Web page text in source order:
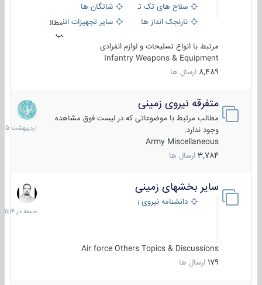
سلاح های تک تیر اندازیشاتگان ها
نارنجک انداز ها
سایر تجهیزات انفرادی
مطال
ب
مرتبط با انواع تسلیحات و لوازم انفرادی
Infantry Weapons & Equipment
8,489 ارسال ها
متفرقه نیروی زمینی
مطالب مرتبط با موضوعاتی که در لیست فوق مشاهده
وجود ندارد.
Army Miscellaneous
3,784 ارسال ها
27
1405
سایر بخشهای زمینی
دانشنامه نیروی زمینی
Air force Others Topics & Discussions
179 ارسال ها
جمعه
در
11:16